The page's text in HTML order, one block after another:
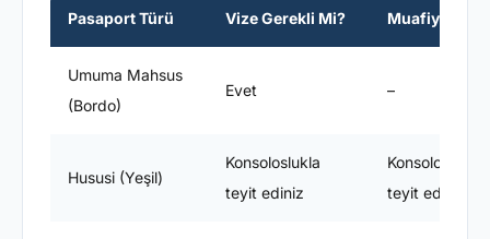
Pasaport Türü Vize Gerekli Mi? Muafiyet
Umuma Mahsus
(Bordo)
Evet –
Hususi (Yeşil)
Konsoloslukla
teyit ediniz
Konsoloslukla
teyit ediniz